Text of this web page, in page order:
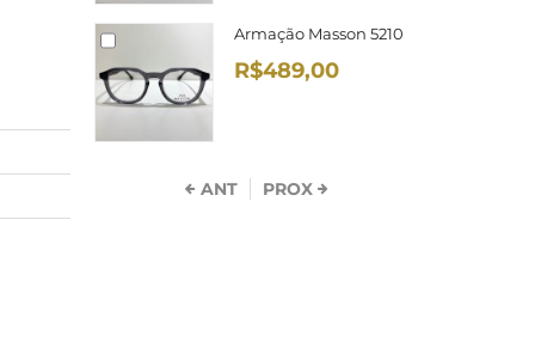
Armação Masson 5210
R$489,00
ANT PROX